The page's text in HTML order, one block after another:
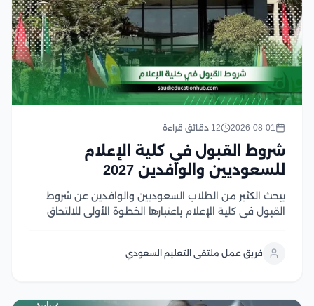
2026-08-01 12 دقائق قراءة
شروط القبول في كلية الإعلام
للسعوديين والوافدين 2027
يبحث الكثير من الطلاب السعوديين والوافدين عن شروط
القبول في كلية الإعلام باعتبارها الخطوة الأولى للالتحاق
الأكاديمية، والتدريب العملي، والشهادات المعترف بها، مع...
فريق عمل ملتقى التعليم السعودي